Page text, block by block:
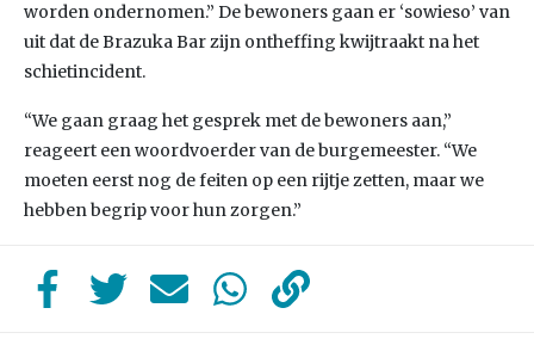
worden ondernomen.” De bewoners gaan er ‘sowieso’ van
uit dat de Brazuka Bar zijn ontheffing kwijtraakt na het
schietincident.
“We gaan graag het gesprek met de bewoners aan,”
reageert een woordvoerder van de burgemeester. “We
moeten eerst nog de feiten op een rijtje zetten, maar we
hebben begrip voor hun zorgen.”